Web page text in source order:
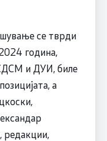
се тврди
година,
и ДУИ, биле
а
редакции,